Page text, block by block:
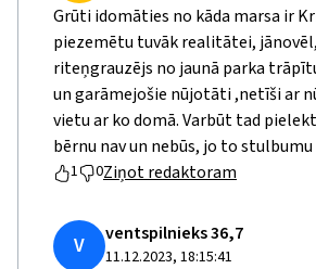
Grūti idomāties no kāda marsa ir
piezemētu tuvāk realitātei,
riteņgrauzējs no jaunā parka
un garāmejošie nūjotāti ,netīši ar
vietu ar ko domā. Varbūt tad
bērnu nav un nebūs, jo to
1 0Ziņot redaktoram
V ventspilnieks 36,7
11.12.2023, 18:15:41